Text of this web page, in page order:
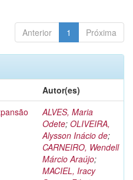
Anterior 1 Próxima
Autor(es)
ALVES, Maria
Odete; OLIVEIRA,
Alysson Inácio de;
CARNEIRO, Wendell
Márcio Araújo;
MACIEL, Iracy